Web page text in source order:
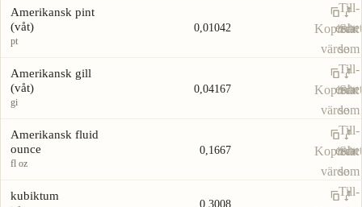
Till-
enhet
Amerikansk pint
(våt)
pt
0,01042
Kopiera
värde
Sätt
som
Till-
enhet
Amerikansk gill
(våt)
gi
0,04167
Kopiera
värde
Sätt
som
Till-
enhet
Amerikansk fluid
ounce
fl oz
0,1667
Kopiera
värde
Sätt
som
Till-
kubiktum
0,3008